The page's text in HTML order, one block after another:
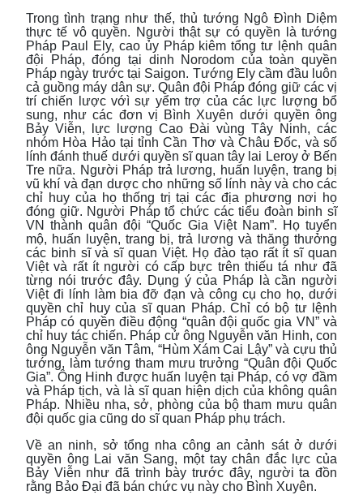
Trong tình trạng như thế, thủ tướng Ngô Đình Diệm
thực tế vô quyền. Người thật sự có quyền là tướng
Pháp Paul Ely, cao ủy Pháp kiêm tổng tư lệnh quân
đội Pháp, đóng tại dinh Norodom của toàn quyền
Pháp ngày trước tại Saigon. Tướng Ely cầm đầu luôn
cả guồng máy dân sự. Quân đội Pháp đóng giữ các vị
trí chiến lược vớì sự yểm trợ của các lực lượng bổ
sung, như các đơn vị Bình Xuyên dưới quyền ông
Bảy Viễn, lực lượng Cao Đài vùng Tây Ninh, các
nhóm Hòa Hảo tại tỉnh Cần Thơ và Châu Đốc, và số
lính đánh thuế dưới quyền sĩ quan tây lai Leroy ở Bến
Tre nữa. Người Pháp trả lương, huấn luyện, trang bị
vũ khí và đạn dược cho những số lính này và cho các
chỉ huy của họ thống trị tại các địa phương nơi họ
đóng giữ. Người Pháp tổ chức các tiểu đoàn binh sĩ
VN thành quân đội “Quốc Gia Việt Nam”. Họ tuyển
mộ, huấn luyện, trang bị, trả lương và thăng thưởng
các binh sĩ và sĩ quan Việt. Họ đào tạo rất ít sĩ quan
Việt và rất ít người có cấp bực trên thiếu tá như đã
từng nói trước đây. Dụng ý của Pháp là cần người
Việt đi lính làm bia đỡ đạn và công cụ cho họ, dưới
quyền chỉ huy của sĩ quan Pháp. Chỉ có bộ tư lệnh
Pháp có quyền điều động “quân đội quốc gia VN” và
chỉ huy tác chiến. Pháp cử ông Nguyễn văn Hinh, con
ông Nguyễn văn Tâm, “Hùm Xám Cai Lậy” và cựu thủ
tướng, làm tướng tham mưu trưởng “Quân đội Quốc
Gia”. Ông Hinh được huấn luyện tại Pháp, có vợ đầm
và Pháp tịch, và là sĩ quan hiện dịch của không quân
Pháp. Nhiều nha, sở, phòng của bộ tham mưu quân
đội quốc gia cũng do sĩ quan Pháp phụ trách.
Về an ninh, sở tổng nha công an cảnh sát ở dưới
quyền ông Lai văn Sang, một tay chân đắc lực của
Bảy Viễn như đã trình bày trước đây, người ta đồn
rằng Bảo Đại đã bán chức vụ này cho Bình Xuyên.